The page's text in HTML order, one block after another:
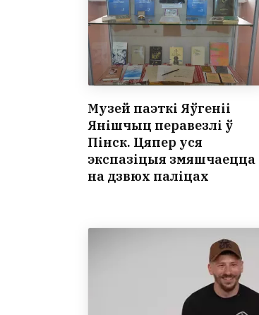
Музей паэткі Яўгеніі
Янішчыц перавезлі ў
Пінск. Цяпер уся
экспазіцыя змяшчаецца
на дзвюх паліцах